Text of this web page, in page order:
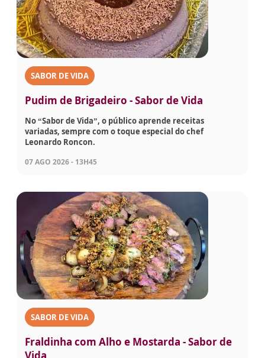
SABOR DE VIDA
Pudim de Brigadeiro - Sabor de Vida
No “Sabor de Vida”, o público aprende receitas
variadas, sempre com o toque especial do chef
Leonardo Roncon.
07 AGO 2026 - 13H45
SABOR DE VIDA
Fraldinha com Alho e Mostarda - Sabor de